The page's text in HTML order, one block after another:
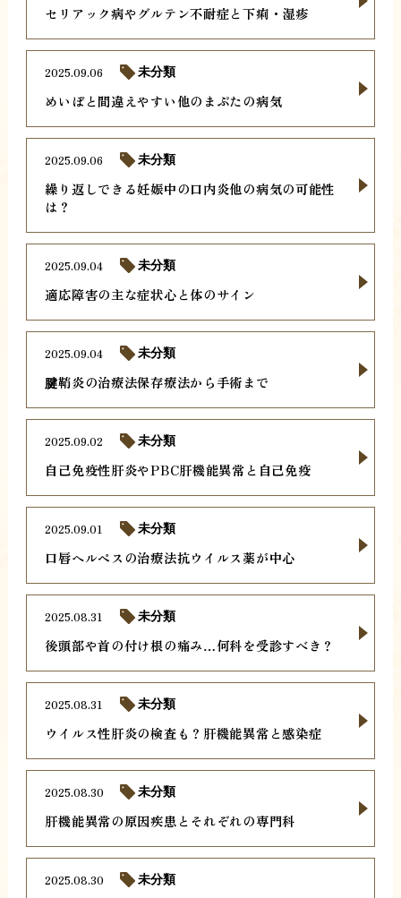
セリアック病やグルテン不耐症と下痢・湿疹
めいぼと間違えやすい他のまぶたの病気
2025.09.06 未分類
繰り返しできる妊娠中の口内炎他の病気の可能性
は？
2025.09.06 未分類
適応障害の主な症状心と体のサイン
2025.09.04 未分類
腱鞘炎の治療法保存療法から手術まで
2025.09.04 未分類
自己免疫性肝炎やPBC肝機能異常と自己免疫
2025.09.02 未分類
口唇ヘルペスの治療法抗ウイルス薬が中心
2025.09.01 未分類
後頭部や首の付け根の痛み…何科を受診すべき？
2025.08.31 未分類
ウイルス性肝炎の検査も？肝機能異常と感染症
2025.08.31 未分類
肝機能異常の原因疾患とそれぞれの専門科
2025.08.30 未分類
2025.08.30 未分類